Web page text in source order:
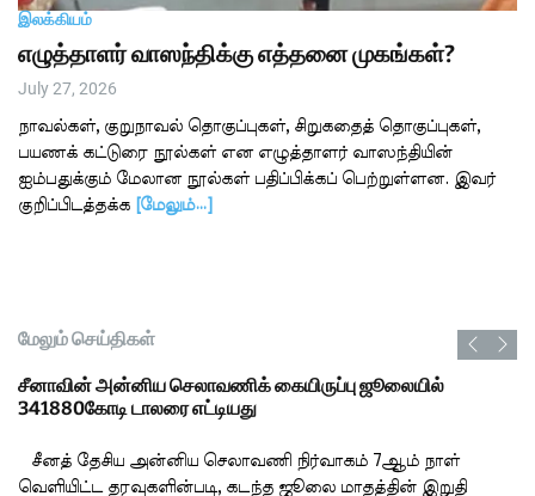
இலக்கியம்
எழுத்தாளர் வாஸந்திக்கு எத்தனை முகங்கள்?
July 27, 2026
நாவல்கள், குறுநாவல் தொகுப்புகள், சிறுகதைத் தொகுப்புகள்,
பயணக் கட்டுரை நூல்கள் என எழுத்தாளர் வாஸந்தியின்
ஐம்பதுக்கும் மேலான நூல்கள் பதிப்பிக்கப் பெற்றுள்ளன. இவர்
குறிப்பிடத்தக்க [மேலும்…]
மேலும் செய்திகள்
சீனாவின் அன்னிய செலாவணிக் கையிருப்பு ஜூலையில்
341880கோடி டாலரை எட்டியது
சீனத் தேசிய அன்னிய செலாவணி நிர்வாகம் 7ஆம் நாள்
வெளியிட்ட தரவுகளின்படி, கடந்த ஜூலை மாதத்தின் இறுதி